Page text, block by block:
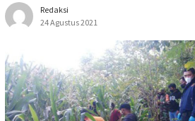
Redaksi
24 Agustus 2021